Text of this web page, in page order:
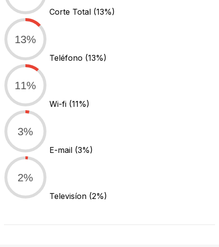
Corte Total (13%)
13%
Teléfono (13%)
11%
Wi-fi (11%)
3%
E-mail (3%)
2%
Televisíon (2%)